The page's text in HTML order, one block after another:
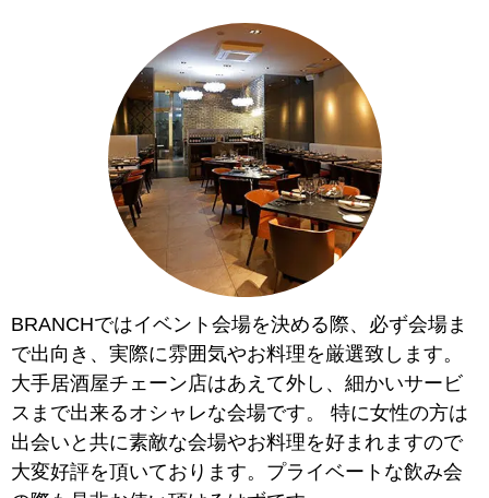
BRANCHではイベント会場を決める際、必ず会場ま
で出向き、実際に雰囲気やお料理を厳選致します。
大手居酒屋チェーン店はあえて外し、細かいサービ
スまで出来るオシャレな会場です。 ​特に女性の方は
出会いと共に素敵な会場やお料理を好まれますので
大変好評を頂いております。プライベートな飲み会